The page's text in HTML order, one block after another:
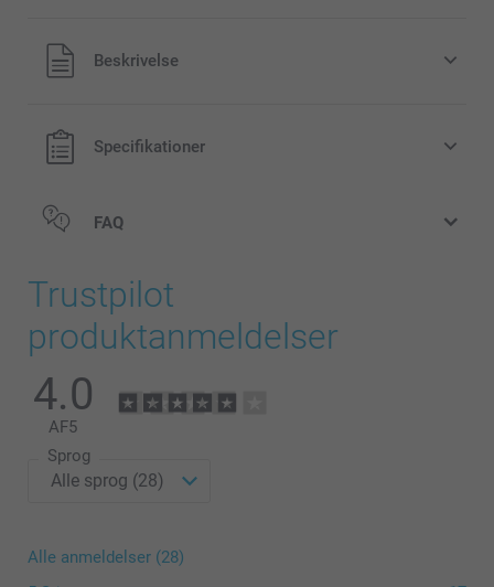
Alle priser inklusive moms og uden
forsendelsesomkostninger
Beskrivelse
Specifikationer
FAQ
Trustpilot
produktanmeldelser
4.0
AF5
Sprog
Alle anmeldelser (28)